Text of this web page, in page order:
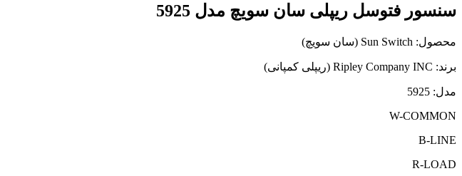
سنسور فتوسل ریپلی سان سویچ مدل 5925
محصول: Sun Switch (سان سویچ)
برند: Ripley Company INC (ریپلی کمپانی)
مدل: 5925
W-COMMON
B-LINE
R-LOAD